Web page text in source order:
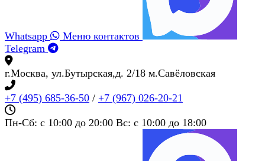
Whatsapp
Меню контактов
Telegram
г.Москва, ул.Бутырская,д. 2/18 м.Савёловская
+7 (495) 685‑36‑50 / +7 (967) 026‑20‑21
Пн-Сб: c 10:00 до 20:00 Вс: c 10:00 до 18:00